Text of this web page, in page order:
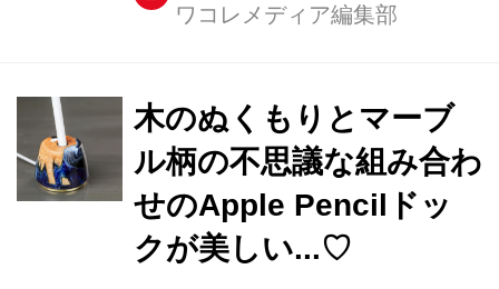
形でラインナップに加わり、すでに購
ワコレメディア編集部
木のぬくもりとマーブ
ル柄の不思議な組み合わ
せのApple Pencilドッ
クが美しい...♡